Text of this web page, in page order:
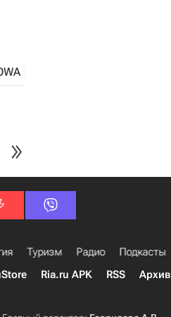
Туризм Радио Подкасты
Ria.ru APK RSS Архив